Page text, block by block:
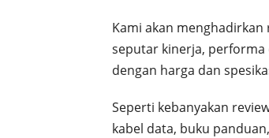
Kami akan
seputar kinerja, performa
dengan harga dan
Seperti kebanyakan
kabel data, buku